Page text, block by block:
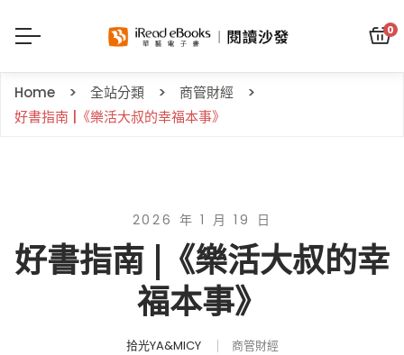
0
Home 全站分類
商管財經
好書指南 |《樂活大叔的幸福本事》
2026 年 1 月 19 日
好書指南 |《樂活大叔的幸
福本事》
拾光YA&MICY 商管財經